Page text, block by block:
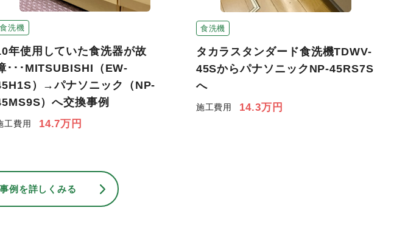
食洗機
年使用していた食洗器が故
･･･MITSUBISHI（EW-
）→パナソニック（NP-
）へ交換事例
工費用 14.7万円
食洗機
タカラスタンダード食洗機TDWV-
45SからパナソニックNP-45RS7S
へ
施工費用 14.3万円
例を詳しくみる